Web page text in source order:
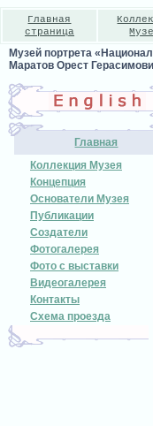
Главная
страница
Музей портрета
Маратов Орест
Главная
Коллекция Музея
Концепция
Основатели Музея
Публикации
Создатели
Фотогалерея
Фото с выставки
Видеогалерея
Контакты
Схема проезда